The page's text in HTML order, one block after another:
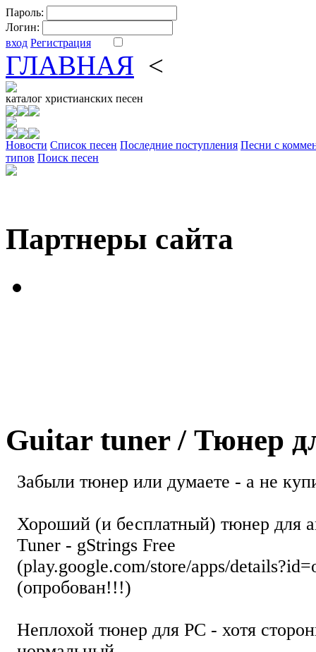
Пароль:
Логин:
вход Регистрация
ГЛАВНАЯ <
каталог христианских песен
Новости Cписок песен Последние поступления Песни с
типов Поиск песен
Партнеры сайта
Guitar tuner / Тюнер
Забыли тюнер или думаете - а не
Хороший (и бесплатный) тюнер для
Tuner - gStrings Free
(play.google.com/store/apps/
(опробован!!!)
Неплохой тюнер для РС - хотя